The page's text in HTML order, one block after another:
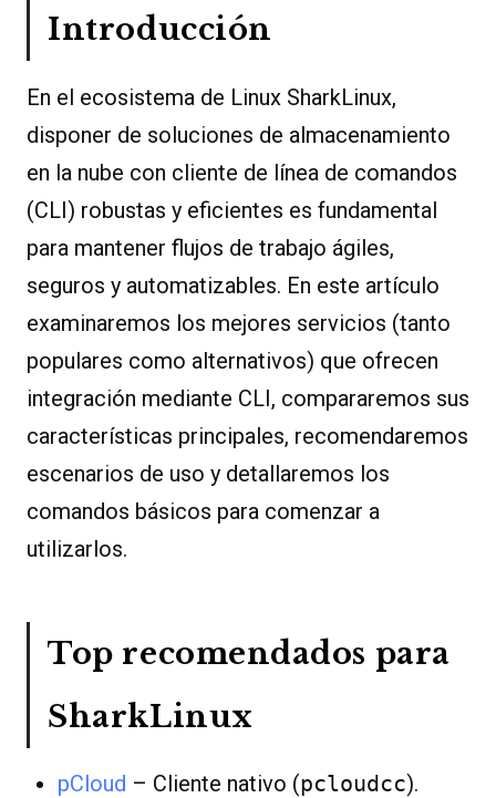
Introducción
En el ecosistema de Linux SharkLinux,
disponer de soluciones de almacenamiento
en la nube con cliente de línea de comandos
(CLI) robustas y eficientes es fundamental
para mantener flujos de trabajo ágiles,
seguros y automatizables. En este artículo
examinaremos los mejores servicios (tanto
populares como alternativos) que ofrecen
integración mediante CLI, compararemos sus
características principales, recomendaremos
escenarios de uso y detallaremos los
comandos básicos para comenzar a
utilizarlos.
Top recomendados para
SharkLinux
pCloud – Cliente nativo (pcloudcc).